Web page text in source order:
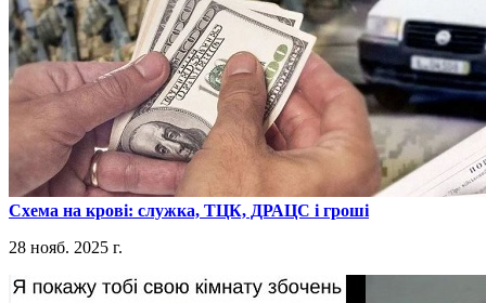
​Схема на крові: служка, ТЦК, ДРАЦС і гроші
28 нояб. 2025 г.